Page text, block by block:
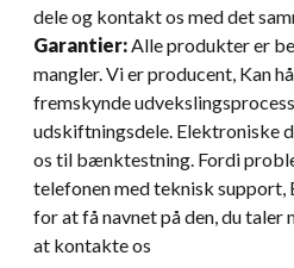
dele og kontakt os med det
Garantier: Alle produkter er
mangler. Vi er producent, Kan
fremskynde
udskiftningsdele. Elektroniske
os til bænktestning. Fordi
telefonen med teknisk support,
for at få navnet på den, du taler
at kontakte os